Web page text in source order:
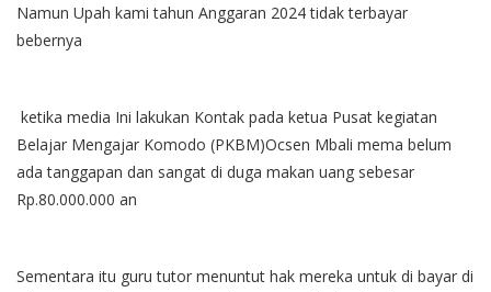
Namun Upah kami tahun Anggaran 2024 tidak terbayar
bebernya
ketika media Ini lakukan Kontak pada ketua Pusat kegiatan
Belajar Mengajar Komodo (PKBM)Ocsen Mbali mema belum
ada tanggapan dan sangat di duga makan uang sebesar
Rp.80.000.000 an
Sementara itu guru tutor menuntut hak mereka untuk di bayar di